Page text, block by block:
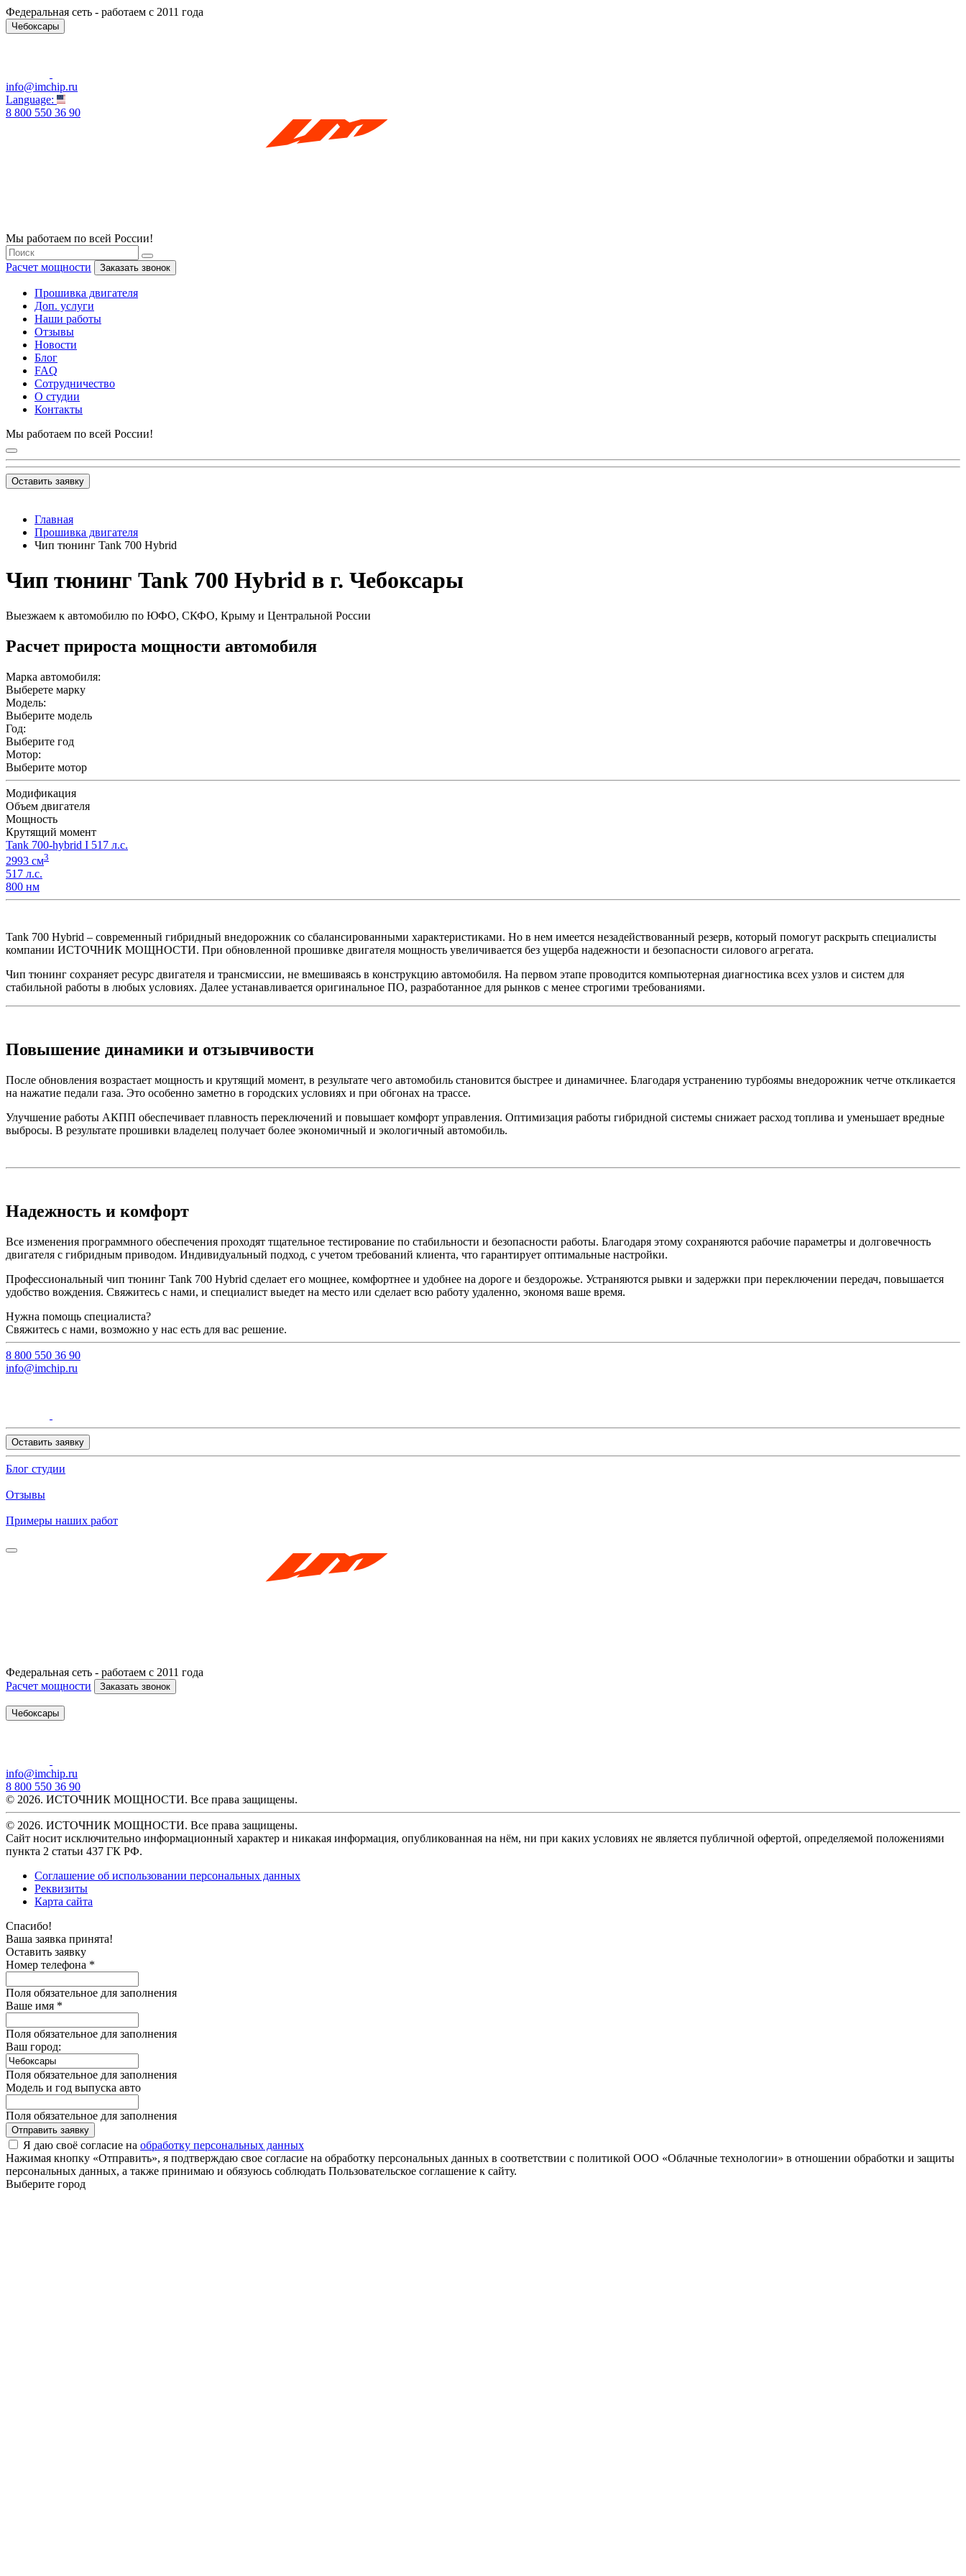
Федеральная сеть - работаем с 2011 года
Чебоксары
info@imchip.ru
Language:
8 800 550 36 90
Мы работаем по всей России!
Расчет мощности Заказать звонок
Прошивка двигателя
Доп. услуги
Наши работы
Отзывы
Новости
Блог
FAQ
Сотрудничество
О студии
Контакты
Мы работаем по всей России!
Оставить заявку
Главная
Прошивка двигателя
Чип тюнинг Tank 700 Hybrid
Чип тюнинг Tank 700 Hybrid в г. Чебоксары
Выезжаем к автомобилю по ЮФО, СКФО, Крыму и Центральной России
Расчет прироста мощности автомобиля
Марка автомобиля:
Выберете марку
Модель:
Выберите модель
Год:
Выберите год
Мотор:
Выберите мотор
Модификация
Объем двигателя
Мощность
Крутящий момент
Tank 700-hybrid I 517 л.с.
2993 см3
517 л.с.
800 нм
Tank 700 Hybrid – современный гибридный внедорожник со сбалансированными характеристиками. Но в нем имеется незадействованный резерв, который помогут раскрыть специалисты
компании ИСТОЧНИК МОЩНОСТИ. При обновленной прошивке двигателя мощность увеличивается без ущерба надежности и безопасности силового агрегата.
Чип тюнинг сохраняет ресурс двигателя и трансмиссии, не вмешиваясь в конструкцию автомобиля. На первом этапе проводится компьютерная диагностика всех узлов и систем для
стабильной работы в любых условиях. Далее устанавливается оригинальное ПО, разработанное для рынков с менее строгими требованиями.
Повышение динамики и отзывчивости
После обновления возрастает мощность и крутящий момент, в результате чего автомобиль становится быстрее и динамичнее. Благодаря устранению турбоямы внедорожник четче откликается
на нажатие педали газа. Это особенно заметно в городских условиях и при обгонах на трассе.
Улучшение работы АКПП обеспечивает плавность переключений и повышает комфорт управления. Оптимизация работы гибридной системы снижает расход топлива и уменьшает вредные
выбросы. В результате прошивки владелец получает более экономичный и экологичный автомобиль.
Надежность и комфорт
Все изменения программного обеспечения проходят тщательное тестирование по стабильности и безопасности работы. Благодаря этому сохраняются рабочие параметры и долговечность
двигателя с гибридным приводом. Индивидуальный подход, с учетом требований клиента, что гарантирует оптимальные настройки.
Профессиональный чип тюнинг Tank 700 Hybrid сделает его мощнее, комфортнее и удобнее на дороге и бездорожье. Устраняются рывки и задержки при переключении передач, повышается
удобство вождения. Свяжитесь с нами, и специалист выедет на место или сделает всю работу удаленно, экономя ваше время.
Нужна помощь специалиста?
Свяжитесь с нами, возможно у нас есть для вас решение.
8 800 550 36 90
info@imchip.ru
Оставить заявку
Блог студии
Отзывы
Примеры наших работ
Федеральная сеть - работаем с 2011 года
Расчет мощности
Заказать звонок
Чебоксары
info@imchip.ru
8 800 550 36 90
© 2026. ИСТОЧНИК МОЩНОСТИ. Все права защищены.
© 2026. ИСТОЧНИК МОЩНОСТИ. Все права защищены.
Сайт носит исключительно информационный характер и никакая информация, опубликованная на нём, ни при каких условиях не является публичной офертой, определяемой положениями
пункта 2 статьи 437 ГК РФ.
Соглашение об использовании персональных данных
Реквизиты
Карта сайта
Спасибо!
Ваша заявка принята!
Оставить заявку
Номер телефона *
Поля обязательное для заполнения
Ваше имя *
Поля обязательное для заполнения
Ваш город:
Поля обязательное для заполнения
Модель и год выпуска авто
Поля обязательное для заполнения
Отправить заявку
Я даю своё согласие на обработку персональных данных
Нажимая кнопку «Отправить», я подтверждаю свое согласие на обработку персональных данных в соответствии с политикой ООО «Облачные технологии» в отношении обработки и защиты
персональных данных, а также принимаю и обязуюсь соблюдать Пользовательское соглашение к сайту.
Выберите город